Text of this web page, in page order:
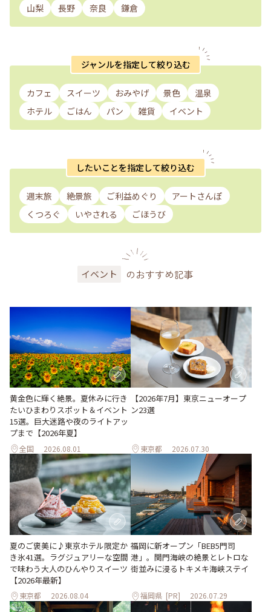
山梨
長野 奈良 鎌倉
ジャンルを指定して絞り込む
カフェ スイーツ おみやげ 景色
温泉
ホテル
ごはん パン 雑貨 イベント
したいことを指定して絞り込む
週末旅 絶景旅 ご利益めぐり
アートさんぽ
くつろぐ
いやされる ごほうび
イベント のおすすめ記事
黄金色に輝く絶景。夏休みに行き
たいひまわりスポット＆イベント
15選。巨大迷路や夜のライトアッ
プまで【2026年夏】
全国 2026.08.01
【2026年7月】東京ニューオープ
ン23選
東京都 2026.07.30
夏のご褒美に♪東京ホテル限定か
き氷41選。ラグジュアリーな空間
で味わう大人のひんやりスイーツ
【2026年最新】
東京都 2026.08.04
福岡に新オープン「BEB5門司
港」。関門海峡の絶景とレトロな
街並みに浸るトキメキ海峡ステイ
福岡県 [PR] 2026.07.29